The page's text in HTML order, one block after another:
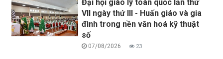
Đại hội giáo lý toàn quốc lần thứ
VII ngày thứ III - Huấn giáo và gia
đình trong nền văn hoá kỹ thuật
số
07/08/2026 23